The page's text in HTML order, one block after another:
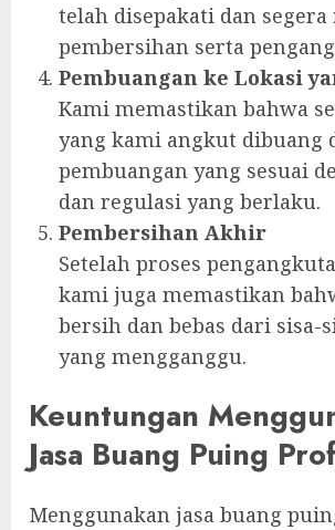
telah disepakati dan
pembersihan serta
Pembuangan ke Lokasi
Kami memastikan bahwa
yang kami angkut dibuang
pembuangan yang sesuai
dan regulasi yang berlaku.
Pembersihan Akhir
Setelah proses
kami juga memastikan
bersih dan bebas dari sisa-
yang mengganggu.
Keuntungan
Jasa Buang Puing
Menggunakan jasa buang